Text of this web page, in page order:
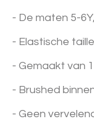
- De maten 5-
- Elastische
- Gemaakt van
- Brushed
- Geen